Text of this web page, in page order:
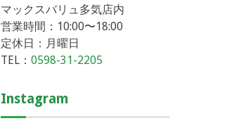
マックスバリュ多気店内
営業時間：10:00〜18:00
定休日：月曜日
TEL： 0598-31-2205
Instagram